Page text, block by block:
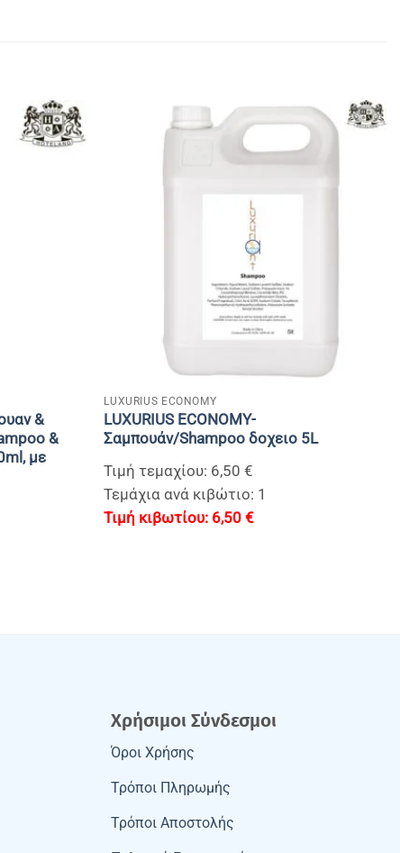
&
&
με
LUXURIUS ECONOMY
LUXURIUS ECONOMY-
Σαμπουάν/Shampoo δοχειο 5L
Τιμή τεμαχίου: 6,50 €
Τεμάχια ανά κιβώτιο: 1
6,50€
Χρήσιμοι Σύνδεσμοι
Όροι Χρήσης
Τρόποι Πληρωμής
Τρόποι Αποστολής